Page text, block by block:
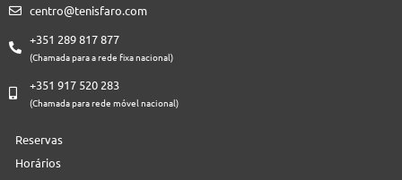
centro@tenisfaro.com
+351 289 817 877
(Chamada para a rede fixa nacional)
+351 917 520 283
(Chamada para rede móvel nacional)
Reservas
Horários